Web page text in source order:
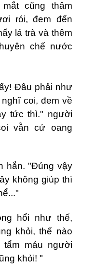
cũng thâm
rói, đem đến
lá trà và thêm
chế nước
Đâu phải như
coi, đem về
tức thì." người
vẫn cứ oang
hắn. "Đúng vậy
không giúp thì
hổi như thế,
khỏi, thế nào
tẩm máu người
khỏi! "